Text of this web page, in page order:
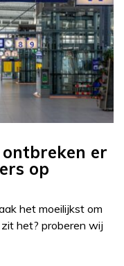
er
op
het moeilijkst om
het? proberen wij